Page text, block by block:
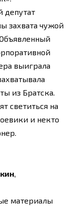
депутат
захвата чужой
выиграла
из Братска.
светиться на
и некто
материалы